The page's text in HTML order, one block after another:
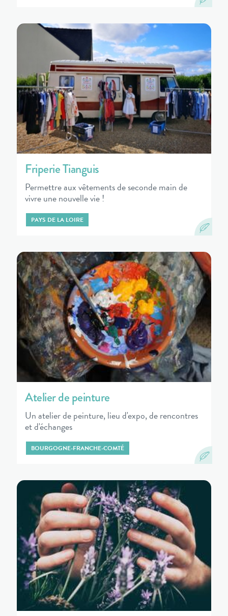
Friperie Tianguis
Permettre aux vêtements de seconde main de
vivre une nouvelle vie !
PAYS DE LA LOIRE
Atelier de peinture
Un atelier de peinture, lieu d'expo, de rencontres
et d'échanges
BOURGOGNE-FRANCHE-COMTÉ